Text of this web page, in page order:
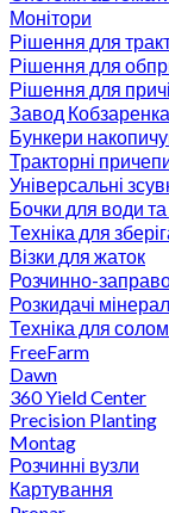
Монітори
Рішення для
Рішення для
Рішення для
Завод Кобзаренка
Бункери
Тракторні
Універсальні
Бочки для води
Техніка для
Візки для жаток
Розчинно-
Розкидачі
Техніка для
FreeFarm
Dawn
360 Yield Center
Precision Planting
Montag
Розчинні вузли
Картування